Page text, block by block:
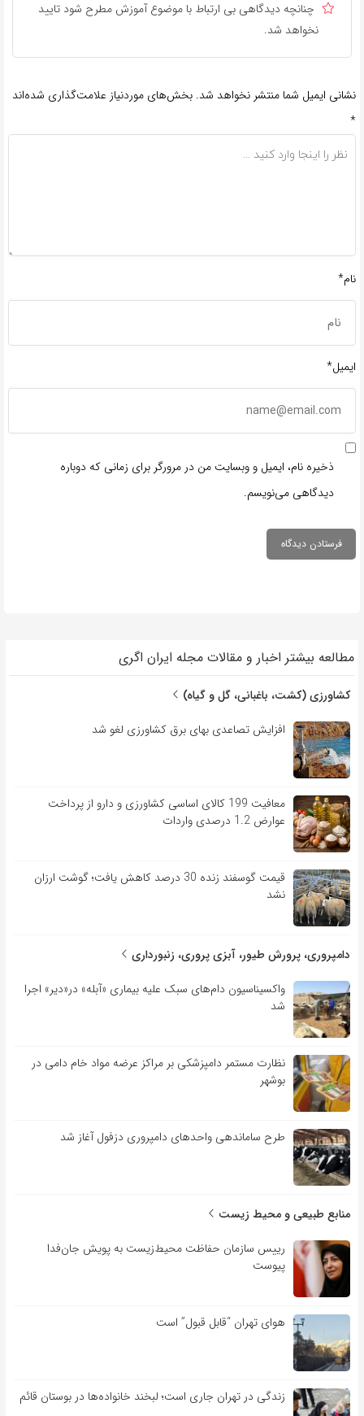
چنانچه دیدگاهی بی ارتباط با موضوع آموزش مطرح شود تایید
نخواهد شد.
نشانی ایمیل شما منتشر نخواهد شد. بخش‌های موردنیاز علامت‌گذاری شده‌اند
*
نام*
ایمیل*
ذخیره نام، ایمیل و وبسایت من در مرورگر برای زمانی که دوباره
دیدگاهی می‌نویسم.
مطالعه بیشتر اخبار و مقالات مجله ایران اگری
کشاورزی (کشت، باغبانی، گل و گیاه)
افزایش تصاعدی بهای برق کشاورزی لغو شد
معافیت 199 کالای اساسی کشاورزی و دارو از پرداخت
عوارض 1.2 درصدی واردات
قیمت گوسفند زنده 30 درصد کاهش یافت؛ گوشت ارزان
نشد
دامپروری، پرورش طیور، آبزی پروری، زنبورداری
واکسیناسیون دام‌های سبک علیه بیماری «آبله» در«دیر» اجرا
شد
نظارت مستمر دامپزشکی بر مراکز عرضه مواد خام دامی در
بوشهر
طرح ساماندهی واحدهای دامپروری دزفول آغاز شد
منابع طبیعی و محیط زیست
رییس سازمان حفاظت محیط‌زیست به پویش جان‌فدا
پیوست
هوای تهران “قابل قبول” است
زندگی در تهران جاری است؛ لبخند خانواده‌ها در بوستان قائم